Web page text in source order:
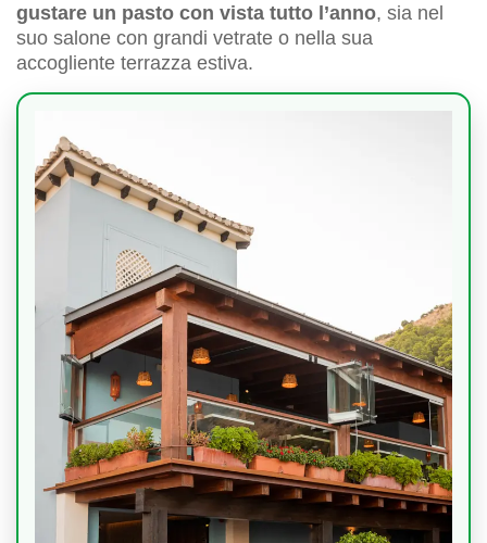
gustare un pasto con vista tutto l’anno, sia nel
suo salone con grandi vetrate o nella sua
accogliente terrazza estiva.